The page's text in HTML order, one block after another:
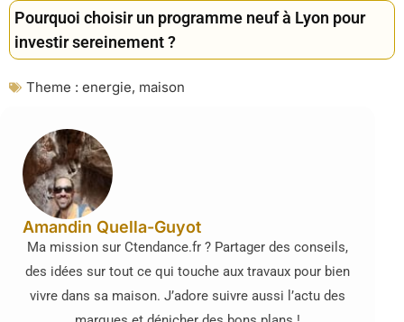
Pourquoi choisir un programme neuf à Lyon pour
investir sereinement ?
Theme : energie, maison
Amandin Quella-Guyot
Ma mission sur Ctendance.fr ? Partager des conseils,
des idées sur tout ce qui touche aux travaux pour bien
vivre dans sa maison. J’adore suivre aussi l’actu des